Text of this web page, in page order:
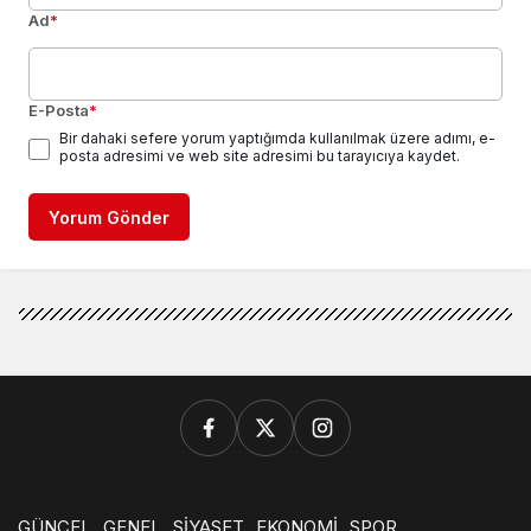
Ad*
E-Posta*
Bir dahaki sefere yorum yaptığımda kullanılmak üzere adımı, e-
posta adresimi ve web site adresimi bu tarayıcıya kaydet.
Yorum Gönder